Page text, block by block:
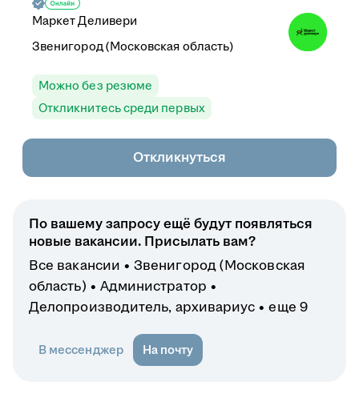
Маркет Деливери
Звенигород (Московская область)
Можно без резюме
Откликнитесь среди первых
Откликнуться
По вашему запросу ещё будут появляться
новые вакансии. Присылать вам?
Все вакансии
Звенигород (Московская
область)
Администратор
Делопроизводитель, архивариус
еще 9
В мессенджер На почту